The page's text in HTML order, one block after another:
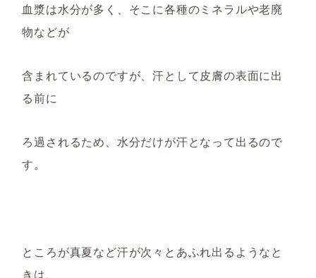
血漿は水分が多く、そこに各種のミネラルや老廃
物などが
含まれているのですが、汗として皮膚の表面に出
る前に
ろ過されるため、水分だけが汗となって出るので
す。
ところが真夏など汗が次々とあふれ出る ようなと
きは、